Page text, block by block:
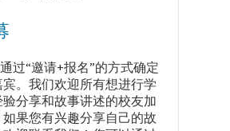
过“邀请+报名”的方式确定
。我们欢迎所有想进行学
分享和故事讲述的校友加
如果您有兴趣分享自己的故